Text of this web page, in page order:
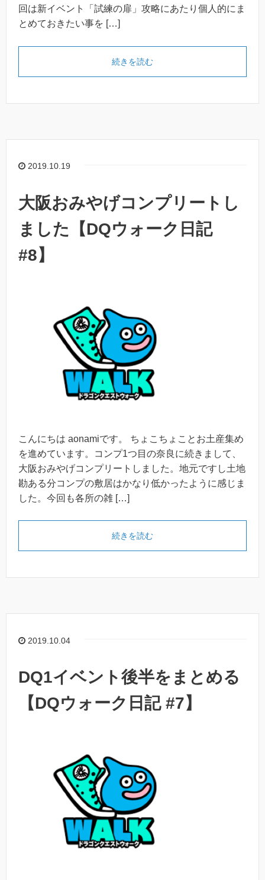
回は新イベント「試練の扉」攻略にあたり個人的にま
とめておきたい事を […]
続きを読む
2019.10.19
大阪おみやげコンプリートし
ました【DQウォーク日記
#8】
こんにちは aonamiです。 ちょこちょことお土産集め
を進めています。コンプ1つ目の奈良に続きまして、
大阪おみやげコンプリートしました。地元ですし土地
勘ある分コンプの敷居はかなり低かったように感じま
した。今回も各所の雑 […]
続きを読む
2019.10.04
DQ1イベント後半をまとめる
【DQウォーク日記 #7】